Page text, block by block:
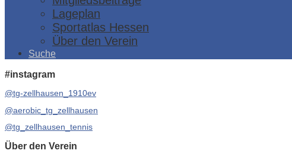
Lageplan
Sportatlas Hessen
Über den Verein
Suche
#instagram
@tg-zellhausen_1910ev
@aerobic_tg_zellhausen
@tg_zellhausen_tennis
Über den Verein